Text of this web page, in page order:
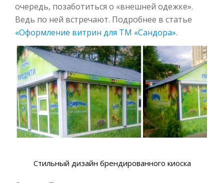
очередь, позаботиться о «внешней одежке».
Ведь по ней встречают. Подробнее в статье
«Оформление витрин для ТМ «Сандора».
Стильный дизайн брендированного киоска